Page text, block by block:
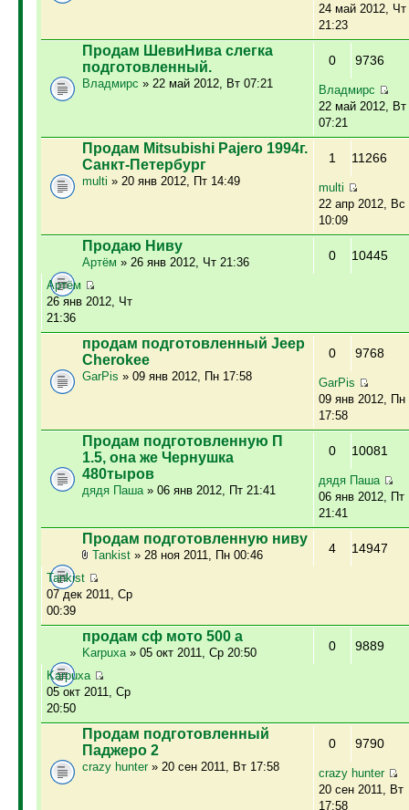
24 май 2012, Чт
21:23
Продам ШевиНива слегка
подготовленный.
Владмирс » 22 май 2012, Вт 07:21
0 9736
Владмирс
22 май 2012, Вт
07:21
Продам Mitsubishi Pajero 1994г.
Санкт-Петербург
multi » 20 янв 2012, Пт 14:49
1 11266
multi
22 апр 2012, Вс
10:09
Продаю Ниву
Артём » 26 янв 2012, Чт 21:36 0 10445
Артём
26 янв 2012, Чт
21:36
продам подготовленный Jeep
Cherokee
GarPis » 09 янв 2012, Пн 17:58
0 9768
GarPis
09 янв 2012, Пн
17:58
Продам подготовленную П
1.5, она же Чернушка
480тыров
дядя Паша» 06 янв 2012, Пт 21:41
0 10081
дядя Паша
06 янв 2012, Пт
21:41
Продам подготовленную ниву
Tankist» 28 ноя 2011, Пн 00:46 4 14947
Tankist
07 дек 2011, Ср
00:39
продам сф мото 500 а
Karpuxa» 05 окт 2011, Ср 20:50 0 9889
Karpuxa
05 окт 2011, Ср
20:50
Продам подготовленный
Паджеро 2
crazy hunter» 20 сен 2011, Вт 17:58
0 9790
crazy hunter
20 сен 2011, Вт
17:58